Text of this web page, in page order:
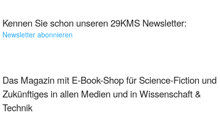
Kennen Sie schon unseren 29KMS Newsletter:
Newsletter abonnieren
Das Magazin mit E-Book-Shop für Science-Fiction und
Zukünftiges in allen Medien und in Wissenschaft &
Technik